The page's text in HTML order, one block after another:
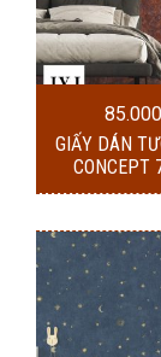
85.000
GIẤY DÁN
CONCEPT